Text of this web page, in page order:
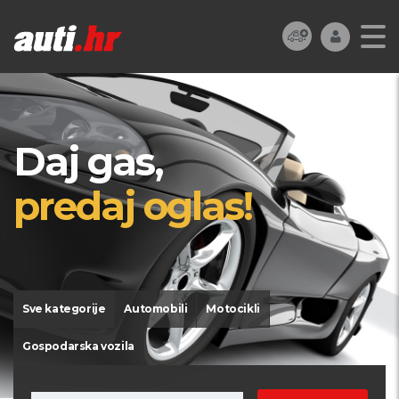
Daj gas,
predaj oglas!
Sve kategorije Automobili Motocikli
Gospodarska vozila